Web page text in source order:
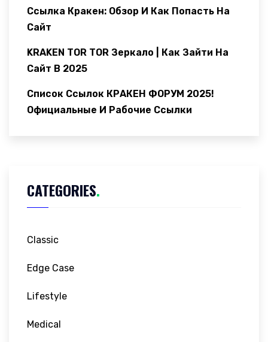
Ссылка Кракен: Обзор И Как Попасть На
Сайт
KRAKEN TOR TOR Зеркало | Как Зайти На
Сайт В 2025
Список Ссылок КРАКЕН ФОРУМ 2025!
Официальные И Рабочие Ссылки
CATEGORIES.
Classic
Edge Case
Lifestyle
Medical